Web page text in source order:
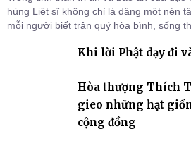
hùng Liệt sĩ không chỉ là dâng một nén
mỗi người biết trân quý hòa bình, sống
Khi lời Phật dạy đi
Hòa thượng Thích
gieo những hạt
cộng đồng